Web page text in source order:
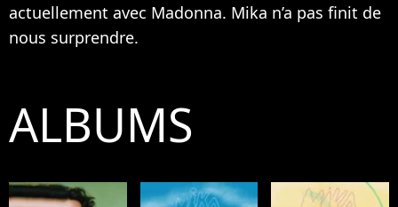
actuellement avec Madonna. Mika n’a pas finit de
nous surprendre.
ALBUMS